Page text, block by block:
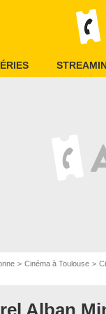
Cinéma à Toulouse
Alban